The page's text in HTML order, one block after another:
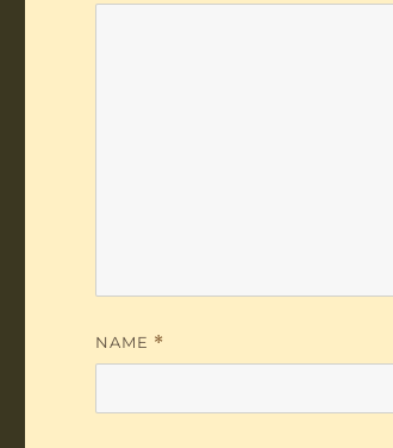
NAME *